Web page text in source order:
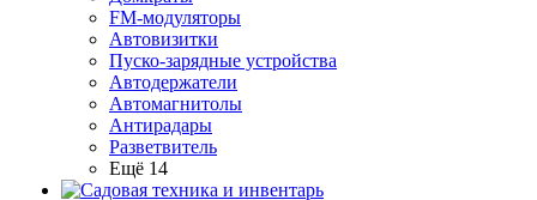
FM-модуляторы
Автовизитки
Пуско-зарядные устройства
Автодержатели
Автомагнитолы
Антирадары
Разветвитель
Ещё 14